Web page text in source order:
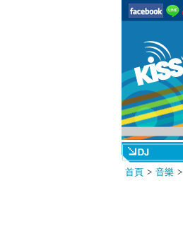
首頁> 音樂>